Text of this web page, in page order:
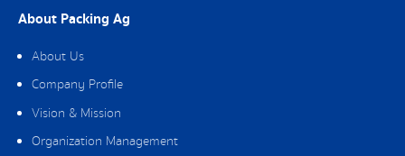
About Packing Ag
About Us
Company Profile
Vision & Mission
Organization Management